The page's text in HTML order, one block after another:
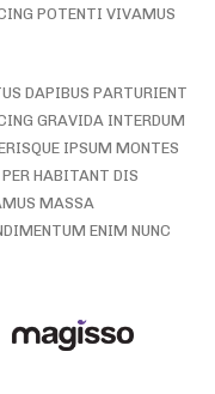
POTENTI VIVAMUS
DAPIBUS PARTURIENT
GRAVIDA INTERDUM
IPSUM MONTES
HABITANT DIS
MASSA
ENIM NUNC